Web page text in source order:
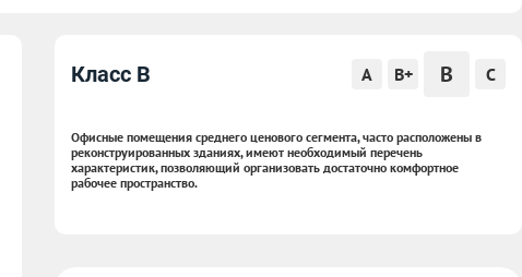
Класс B A B+ B C
Офисные помещения среднего ценового сегмента, часто расположены в
реконструированных зданиях, имеют необходимый перечень
характеристик, позволяющий организовать достаточно комфортное
рабочее пространство.